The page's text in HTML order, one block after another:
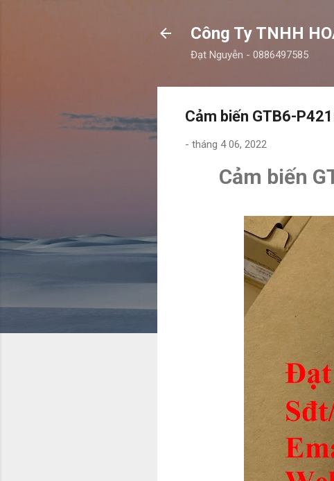
Công Ty TNHH
Đạt Nguyễn - 0886497585
Cảm biến GTB6-
- tháng 4 06, 2022
Cảm biến